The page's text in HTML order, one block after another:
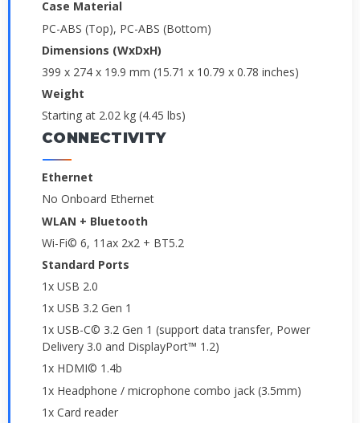
Case Material
PC-ABS (Top), PC-ABS (Bottom)
Dimensions (WxDxH)
399 x 274 x 19.9 mm (15.71 x 10.79 x 0.78 inches)
Weight
Starting at 2.02 kg (4.45 lbs)
CONNECTIVITY
Ethernet
No Onboard Ethernet
WLAN + Bluetooth
Wi-Fi© 6, 11ax 2x2 + BT5.2
Standard Ports
1x USB 2.0
1x USB 3.2 Gen 1
1x USB-C© 3.2 Gen 1 (support data transfer, Power
Delivery 3.0 and DisplayPort™ 1.2)
1x HDMI© 1.4b
1x Headphone / microphone combo jack (3.5mm)
1x Card reader